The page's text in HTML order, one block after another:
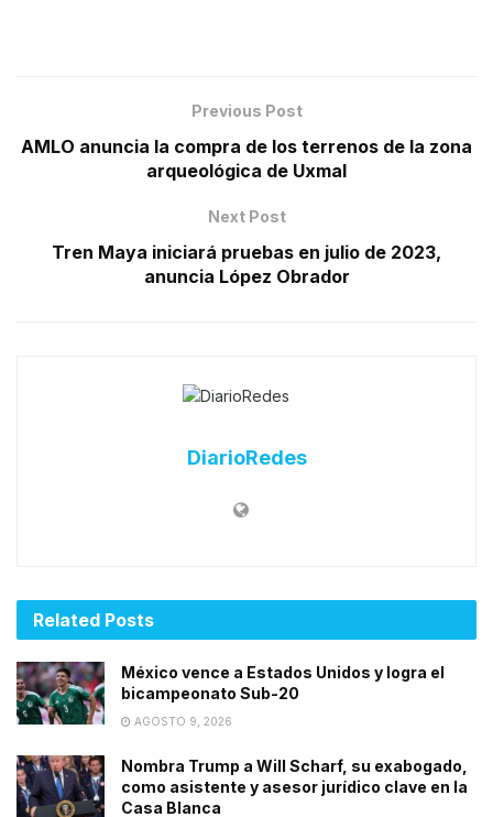
Previous Post
AMLO anuncia la compra de los terrenos de la zona
arqueológica de Uxmal
Next Post
Tren Maya iniciará pruebas en julio de 2023,
anuncia López Obrador
DiarioRedes
Related Posts
México vence a Estados Unidos y logra el
bicampeonato Sub-20
AGOSTO 9, 2026
Nombra Trump a Will Scharf, su exabogado,
como asistente y asesor jurídico clave en la
Casa Blanca